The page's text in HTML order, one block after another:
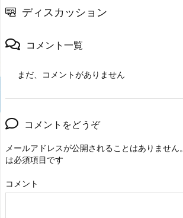
ディスカッション
コメント一覧
まだ、コメントがありません
コメントをどうぞ
メールアドレスが公開されることはありません。
は必須項目です
コメント